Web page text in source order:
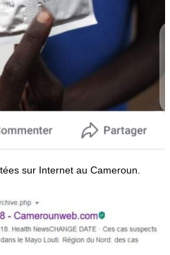
sur Internet au Cameroun.